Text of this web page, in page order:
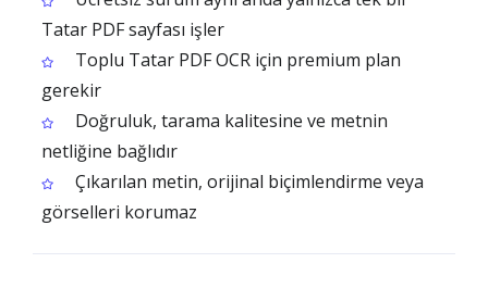
Tatar PDF sayfası işler
Toplu Tatar PDF OCR için premium plan
gerekir
Doğruluk, tarama kalitesine ve metnin
netliğine bağlıdır
Çıkarılan metin, orijinal biçimlendirme veya
görselleri korumaz